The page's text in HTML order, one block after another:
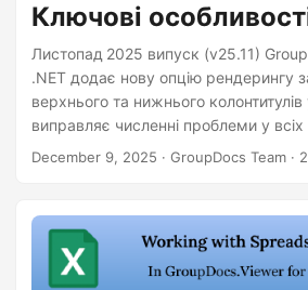
Ключові
Листопад 2025 випуск (v25.11)
.NET додає нову опцію рендерингу
верхнього та нижнього колонтитулів
виправляє численні проблеми у
типах документів.
December 9, 2025 · GroupDocs Team ·